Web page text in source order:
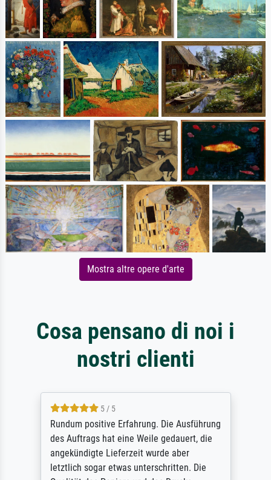
Mostra altre opere d'arte
Cosa pensano di noi i
nostri clienti
5 / 5
Rundum positive Erfahrung. Die Ausführung
des Auftrags hat eine Weile gedauert, die
angekündigte Lieferzeit wurde aber
letztlich sogar etwas unterschritten. Die